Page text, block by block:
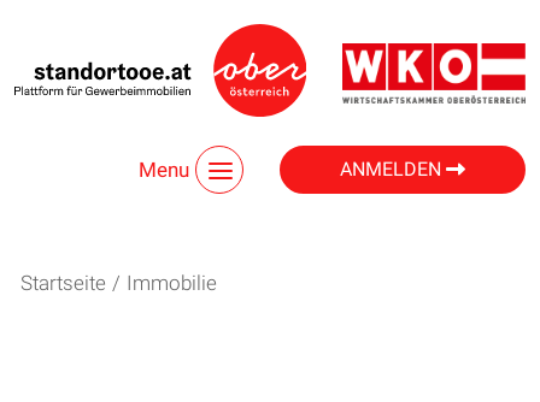
Menu ANMELDEN
Startseite / Immobilie